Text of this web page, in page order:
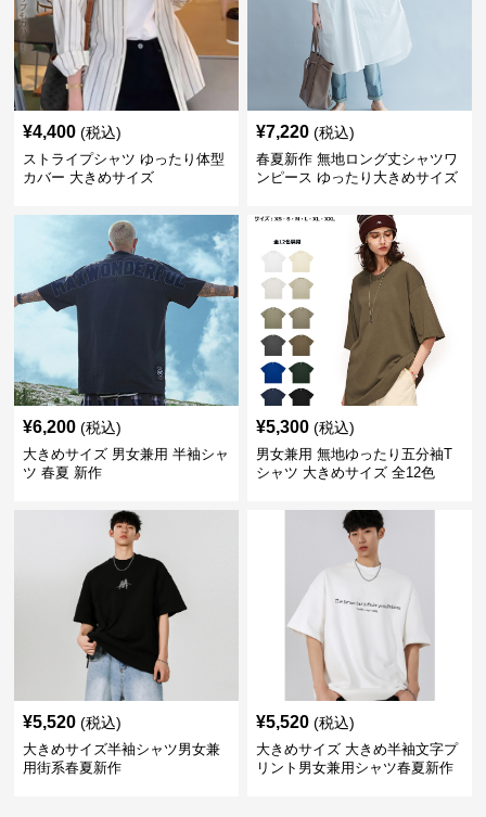
¥4,400 (税込)
ストライプシャツ ゆったり体型
カバー 大きめサイズ
¥7,220 (税込)
春夏新作 無地ロング丈シャツワ
ンピース ゆったり大きめサイズ
¥6,200 (税込)
大きめサイズ 男女兼用 半袖シャ
ツ 春夏 新作
¥5,300 (税込)
男女兼用 無地ゆったり五分袖T
シャツ 大きめサイズ 全12色
¥5,520 (税込)
大きめサイズ半袖シャツ男女兼
用街系春夏新作
¥5,520 (税込)
大きめサイズ 大きめ半袖文字プ
リント男女兼用シャツ春夏新作